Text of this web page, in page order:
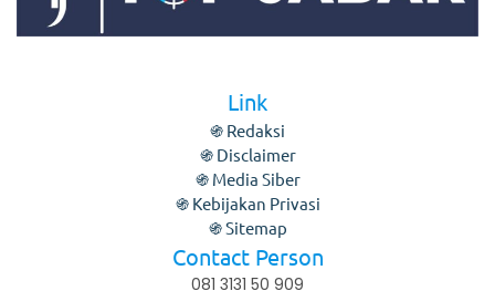
Link
֍ Redaksi
֍ Disclaimer
֍ Media Siber
֍ Kebijakan Privasi
֍ Sitemap
Contact Person
081 3131 50 909